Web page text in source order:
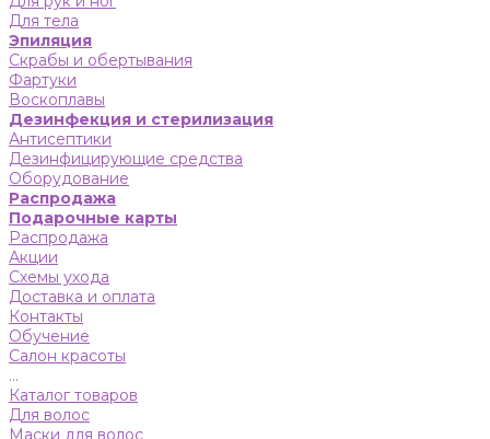
Для тела
Эпиляция
Скрабы и обертывания
Фартуки
Воскоплавы
Дезинфекция и стерилизация
Антисептики
Дезинфицирующие средства
Оборудование
Распродажа
Подарочные карты
Распродажа
Акции
Схемы ухода
Доставка и оплата
Контакты
Обучение
Салон красоты
...
Каталог товаров
Для волос
Маски для волос